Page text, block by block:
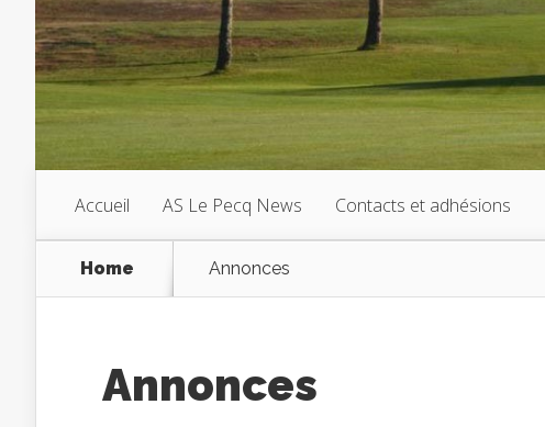
Accueil AS Le Pecq News Contacts et adhésions
Home Annonces
Annonces